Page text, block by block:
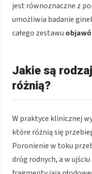
jest równoznaczne z
umożliwia badanie
całego zestawu
Jakie są
różnią?
W praktyce klinicznej
które różnią się
Poronienie w toku
dróg rodnych, a w